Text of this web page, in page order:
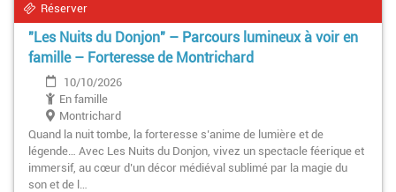
Réserver
"Les Nuits du Donjon" – Parcours lumineux à voir en
famille – Forteresse de Montrichard
10/10/2026
En famille
Montrichard
Quand la nuit tombe, la forteresse s’anime de lumière et de
légende… Avec Les Nuits du Donjon, vivez un spectacle féerique et
immersif, au cœur d’un décor médiéval sublimé par la magie du
son et de l…